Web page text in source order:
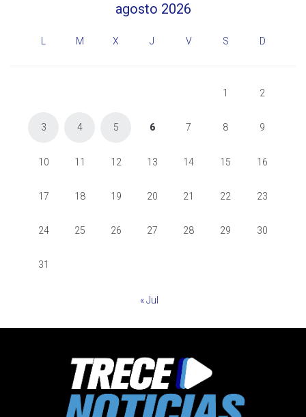
agosto 2026
L M X J V S D
1 2
3 4 5 6 7 8 9
10 11 12 13 14 15 16
17 18 19 20 21 22 23
24 25 26 27 28 29 30
31
« Jul